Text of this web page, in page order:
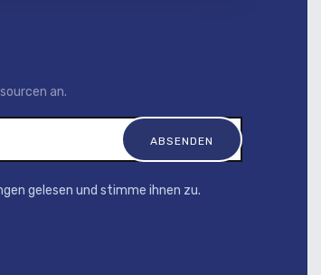
an.
gelesen und stimme ihnen zu.